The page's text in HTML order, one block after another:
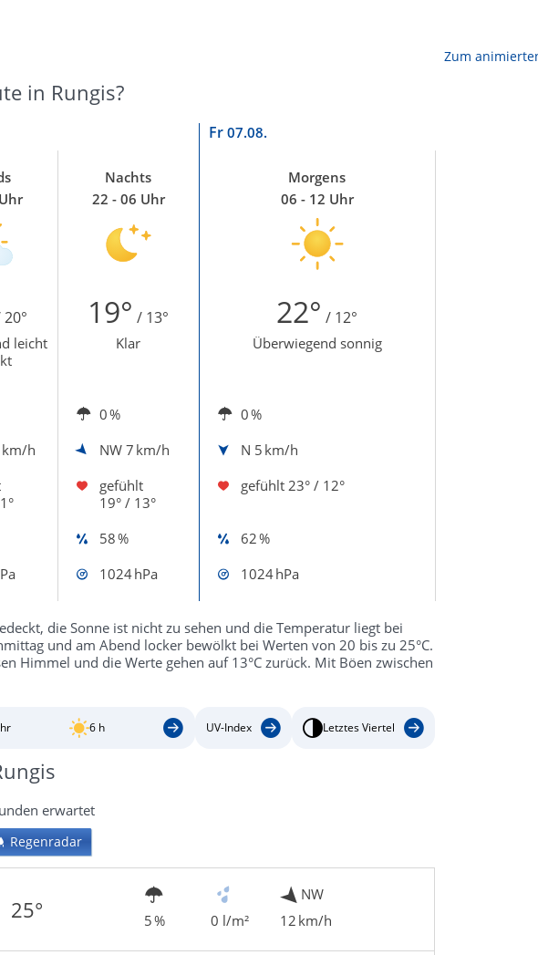
in Rungis?
Fr 07.08.
Nachts
22 - 06 Uhr
Morgens
06 - 12 Uhr
19° / 13° 22° / 12°
leicht
Klar Überwiegend sonnig
0 %
0 %
km/h NW 7 km/h N 5 km/h
gefühlt
19° / 13°
gefühlt 23° / 12°
58 %
62 %
1024 hPa 1024 hPa
die Sonne ist nicht zu sehen und die Temperatur liegt bei
und am Abend locker bewölkt bei Werten von 20 bis zu 25°C.
Himmel und die Werte gehen auf 13°C zurück. Mit Böen zwischen
6 h UV-Index Letztes Viertel
erwartet
Regenradar
25° 5 % 0 l/m²
NW
12 km/h
Zum